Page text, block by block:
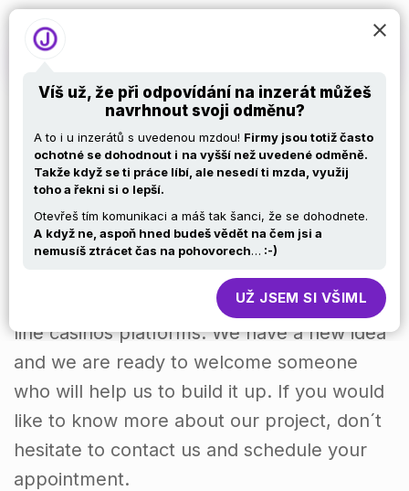
IT Project Manager
with Russian
We are looking for an experienced IT
Project Manager to join a new project at
our Prague office that is responsible for on-
line casinos platforms. We have a new idea
and we are ready to welcome someone
who will help us to build it up. If you would
like to know more about our project, don´t
hesitate to contact us and schedule your
appointment.
Víš už, že při odpovídání na inzerát můžeš
navrhnout svoji odměnu?
A to i u inzerátů s uvedenou mzdou! Firmy jsou totiž často
ochotné se dohodnout i na vyšší než uvedené odměně.
Takže když se ti práce líbí, ale nesedí ti mzda, využij
toho a řekni si o lepší.
Otevřeš tím komunikaci a máš tak šanci, že se dohodnete.
A když ne, aspoň hned budeš vědět na čem jsi a
nemusíš ztrácet čas na pohovorech… :-)
UŽ JSEM SI VŠIML